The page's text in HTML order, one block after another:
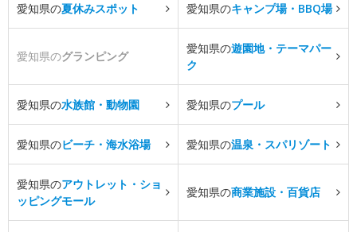
愛知県の夏休みスポット 愛知県のキャンプ場・BBQ場
愛知県のグランピング
愛知県の遊園地・テーマパー
ク
愛知県の水族館・動物園 愛知県のプール
愛知県のビーチ・海水浴場 愛知県の温泉・スパリゾート
愛知県のアウトレット・ショ
ッピングモール
愛知県の商業施設・百貨店